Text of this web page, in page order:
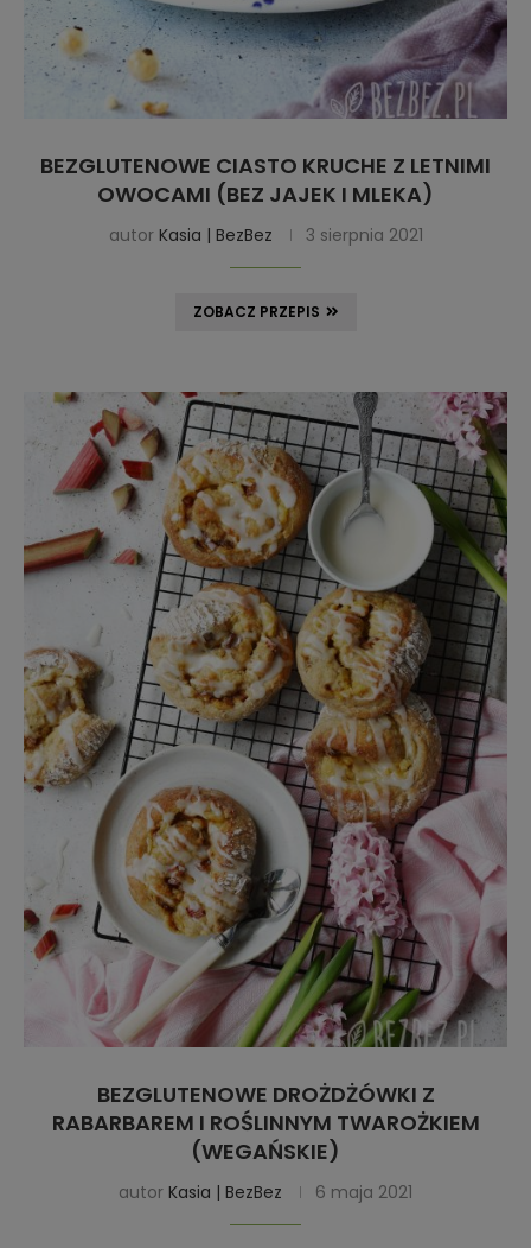
BEZGLUTENOWE CIASTO KRUCHE Z LETNIMI
OWOCAMI (BEZ JAJEK I MLEKA)
autor Kasia | BezBez 3 sierpnia 2021
ZOBACZ PRZEPIS
BEZGLUTENOWE DROŻDŻÓWKI Z
RABARBAREM I ROŚLINNYM TWAROŻKIEM
(WEGAŃSKIE)
autor Kasia | BezBez 6 maja 2021